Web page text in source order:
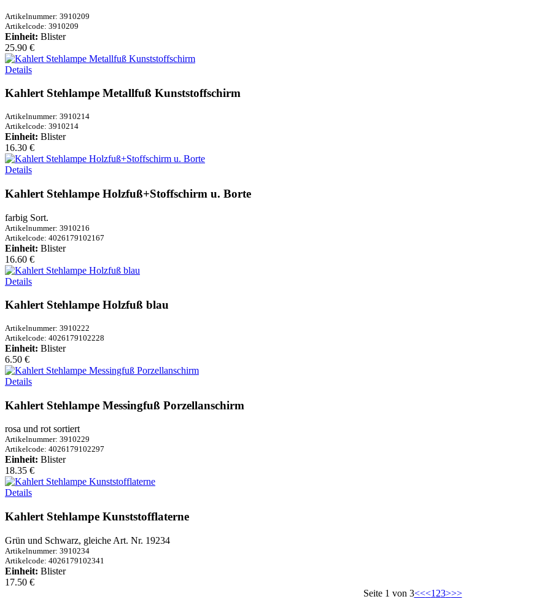
Artikelnummer: 3910209
Artikelcode: 3910209
Einheit: Blister
25.90 €
Details
Kahlert Stehlampe Metallfuß Kunststoffschirm
Artikelnummer: 3910214
Artikelcode: 3910214
Einheit: Blister
16.30 €
Details
Kahlert Stehlampe Holzfuß+Stoffschirm u. Borte
farbig Sort.
Artikelnummer: 3910216
Artikelcode: 4026179102167
Einheit: Blister
16.60 €
Details
Kahlert Stehlampe Holzfuß blau
Artikelnummer: 3910222
Artikelcode: 4026179102228
Einheit: Blister
6.50 €
Details
Kahlert Stehlampe Messingfuß Porzellanschirm
rosa und rot sortiert
Artikelnummer: 3910229
Artikelcode: 4026179102297
Einheit: Blister
18.35 €
Details
Kahlert Stehlampe Kunststofflaterne
Grün und Schwarz, gleiche Art. Nr. 19234
Artikelnummer: 3910234
Artikelcode: 4026179102341
Einheit: Blister
17.50 €
Seite 1 von 3<<<1 23>>>